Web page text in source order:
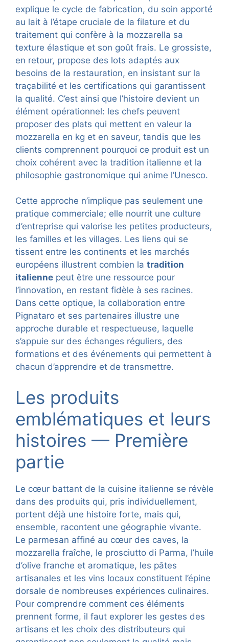
explique le cycle de fabrication, du soin apporté
au lait à l’étape cruciale de la filature et du
traitement qui confère à la mozzarella sa
texture élastique et son goût frais. Le grossiste,
en retour, propose des lots adaptés aux
besoins de la restauration, en insistant sur la
traçabilité et les certifications qui garantissent
la qualité. C’est ainsi que l’histoire devient un
élément opérationnel: les chefs peuvent
proposer des plats qui mettent en valeur la
mozzarella en kg et en saveur, tandis que les
clients comprennent pourquoi ce produit est un
choix cohérent avec la tradition italienne et la
philosophie gastronomique qui anime l’Unesco.
Cette approche n’implique pas seulement une
pratique commerciale; elle nourrit une culture
d’entreprise qui valorise les petites producteurs,
les familles et les villages. Les liens qui se
tissent entre les continents et les marchés
européens illustrent combien la tradition
italienne peut être une ressource pour
l’innovation, en restant fidèle à ses racines.
Dans cette optique, la collaboration entre
Pignataro et ses partenaires illustre une
approche durable et respectueuse, laquelle
s’appuie sur des échanges réguliers, des
formations et des événements qui permettent à
chacun d’apprendre et de transmettre.
Les produits
emblématiques et leurs
histoires — Première
partie
Le cœur battant de la cuisine italienne se révèle
dans des produits qui, pris individuellement,
portent déjà une histoire forte, mais qui,
ensemble, racontent une géographie vivante.
Le parmesan affiné au cœur des caves, la
mozzarella fraîche, le prosciutto di Parma, l’huile
d’olive franche et aromatique, les pâtes
artisanales et les vins locaux constituent l’épine
dorsale de nombreuses expériences culinaires.
Pour comprendre comment ces éléments
prennent forme, il faut explorer les gestes des
artisans et les choix des distributeurs qui